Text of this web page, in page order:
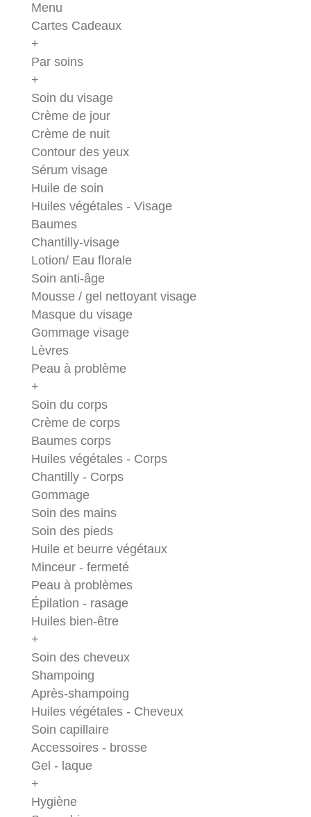
Menu
Cartes Cadeaux
+
Par soins
+
Soin du visage
Crème de jour
Crème de nuit
Contour des yeux
Sérum visage
Huile de soin
Huiles végétales - Visage
Baumes
Chantilly-visage
Lotion/ Eau florale
Soin anti-âge
Mousse / gel nettoyant visage
Masque du visage
Gommage visage
Lèvres
Peau à problème
+
Soin du corps
Crème de corps
Baumes corps
Huiles végétales - Corps
Chantilly - Corps
Gommage
Soin des mains
Soin des pieds
Huile et beurre végétaux
Minceur - fermeté
Peau à problèmes
Épilation - rasage
Huiles bien-être
+
Soin des cheveux
Shampoing
Après-shampoing
Huiles végétales - Cheveux
Soin capillaire
Accessoires - brosse
Gel - laque
+
Hygiène